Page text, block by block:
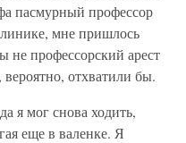
пасмурный профессор
мне пришлось
не профессорский арест
отхватили бы.
я мог снова ходить,
еще в валенке. Я